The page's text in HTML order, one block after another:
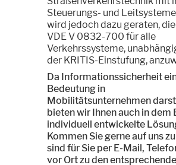
Steuerungs- und
wird jedoch dazu geraten,
VDE V 0832-700 für alle
Verkehrssysteme,
der KRITIS-Einstufung,
Da Informationssicherheit
Bedeutung in
Mobilitätsunternehmen
bieten wir Ihnen auch in dem
individuell entwickelte
Kommen Sie gerne auf uns
sind für Sie per E-Mail,
vor Ort zu den